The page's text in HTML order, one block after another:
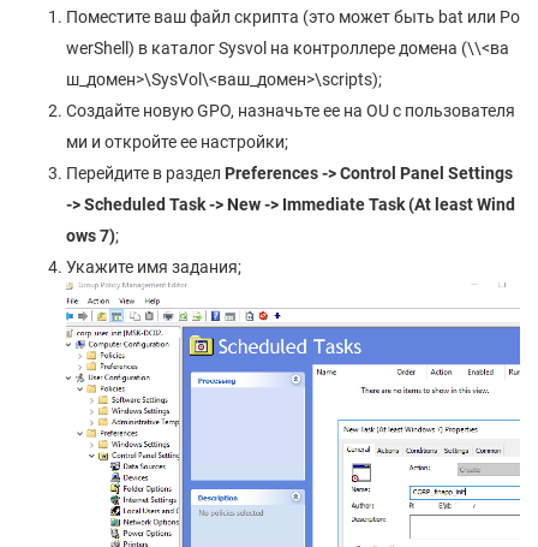
Поместите ваш файл скрипта (это может быть bat или Po
werShell) в каталог Sysvol на контроллере домена (\\<ва
ш_домен>\SysVol\<ваш_домен>\scripts);
Создайте новую GPO, назначьте ее на OU с пользователя
ми и откройте ее настройки;
Перейдите в раздел Preferences -> Control Panel Settings
-> Scheduled Task -> New -> Immediate Task (At least Wind
ows 7);
Укажите имя задания;